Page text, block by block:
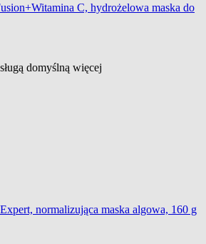
C, hydrożelowa maska do
domyślną więcej
normalizująca maska algowa, 160 g